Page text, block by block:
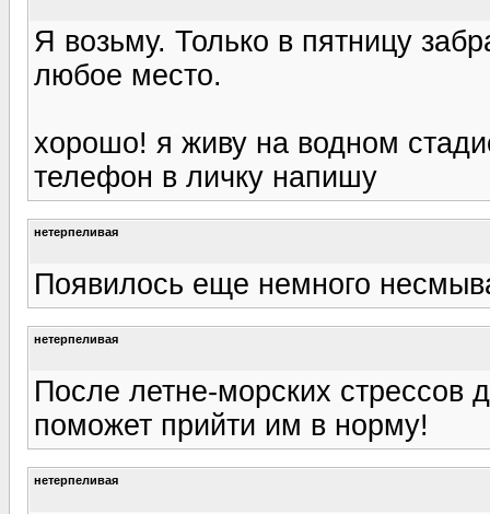
Я возьму. Только в пятницу
любое место.
хорошо! я живу на водном
телефон в личку напишу
нетерпеливая
Появилось еще немного
нетерпеливая
После летне-морских
поможет прийти им в норму!
нетерпеливая